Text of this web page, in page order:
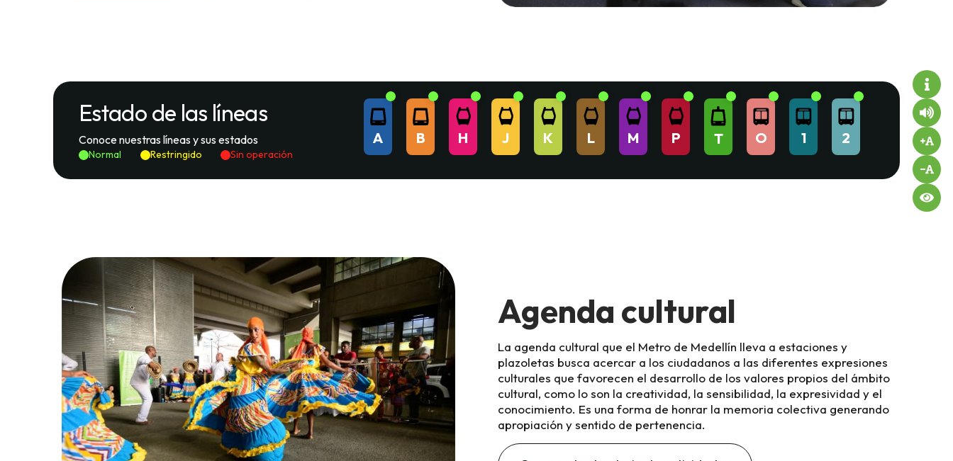
Estado de las líneas
Conoce nuestras líneas y sus estados
Normal Restringido Sin operación
A B H J K L M P T O 1 2
Agenda cultural
La agenda cultural que el Metro de Medellín lleva a estaciones y
plazoletas busca acercar a los ciudadanos a las diferentes expresiones
culturales que favorecen el desarrollo de los valores propios del ámbito
cultural, como lo son la creatividad, la sensibilidad, la expresividad y el
conocimiento. Es una forma de honrar la memoria colectiva generando
apropiación y sentido de pertenencia.